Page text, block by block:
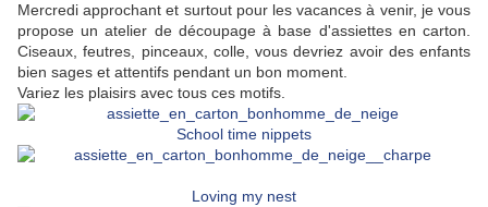
Mercredi approchant et surtout pour les vacances à venir, je vous
propose un atelier de découpage à base d'assiettes en carton.
Ciseaux, feutres, pinceaux, colle, vous devriez avoir des enfants
bien sages et attentifs pendant un bon moment.
Variez les plaisirs avec tous ces motifs.
School time nippets
Loving my nest